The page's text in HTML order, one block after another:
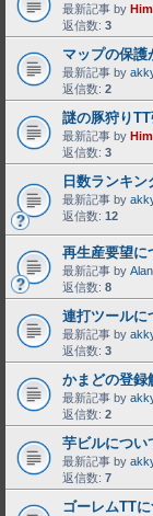
最新記事 by
返信数: 3
マップの保護
最新記事 by
返信数: 2
謎の豚狩り
最新記事 by
返信数: 3
日数ランキン
最新記事 by
返信数: 12
再生産要望に
最新記事 by Alan
返信数: 8
連打ツールに
最新記事 by
返信数: 3
かまどの登録
最新記事 by
返信数: 2
芋ビルについ
最新記事 by
返信数: 7
ゴーレムTT